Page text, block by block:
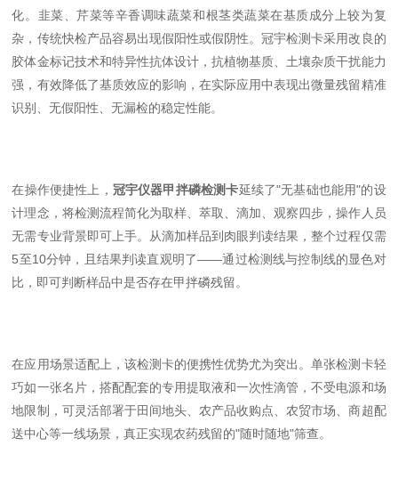
化。韭菜、芹菜等辛香调味蔬菜和根茎类蔬菜在基质成分上较为复
杂，传统快检产品容易出现假阳性或假阴性。冠宇检测卡采用改良的
胶体金标记技术和特异性抗体设计，抗植物基质、土壤杂质干扰能力
强，有效降低了基质效应的影响，在实际应用中表现出微量残留精准
识别、无假阳性、无漏检的稳定性能。
在操作便捷性上， 冠宇仪器甲拌磷检测卡延续了"无基础也能用"的设
计理念，将检测流程简化为取样、萃取、滴加、观察四步，操作人员
无需专业背景即可上手。从滴加样品到肉眼判读结果，整个过程仅需
5至10分钟，且结果判读直观明了——通过检测线与控制线的显色对
比，即可判断样品中是否存在甲拌磷残留。
在应用场景适配上，该检测卡的便携性优势尤为突出。单张检测卡轻
巧如一张名片，搭配配套的专用提取液和一次性滴管，不受电源和场
地限制，可灵活部署于田间地头、农产品收购点、农贸市场、商超配
送中心等一线场景，真正实现农药残留的"随时随地"筛查。